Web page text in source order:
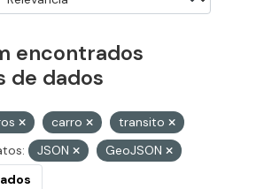
encontrados
de dados
carro
transito
JSON
GeoJSON